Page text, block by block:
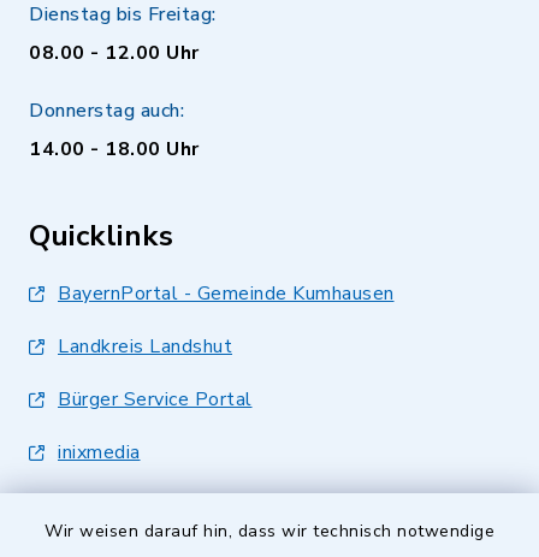
Wir weisen darauf hin, dass wir technisch notwendige
Dienstag bis Freitag:
08.00 - 12.00 Uhr
Donnerstag auch:
14.00 - 18.00 Uhr
Quicklinks
BayernPortal - Gemeinde Kumhausen
Landkreis Landshut
Bürger Service Portal
inixmedia